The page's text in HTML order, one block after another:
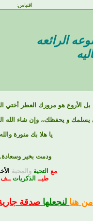
اقتباس:
الرائعه
بل الأروع هو مرورك العطر أختي
يسلمك و يحفظك،، وإن شاء الله
يا هلا بك منورة
ودمت بخير
مع التحيةوالمحبة
طيــ الذكرياتــف
من هنا لنجعلها صدقة جارية